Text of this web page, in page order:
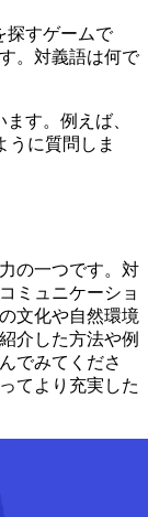
探すゲームで
。対義語は何で
す。例えば、
うに質問しま
の一つです。対
ミュニケーショ
文化や自然環境
介した方法や例
でみてくださ
てより充実した